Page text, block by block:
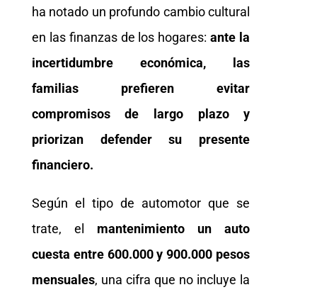
ha notado un profundo cambio cultural
en las finanzas de los hogares: ante la
incertidumbre económica, las
familias prefieren evitar
compromisos de largo plazo y
priorizan defender su presente
financiero.
Según el tipo de automotor que se
trate, el mantenimiento un auto
cuesta entre 600.000 y 900.000 pesos
mensuales, una cifra que no incluye la